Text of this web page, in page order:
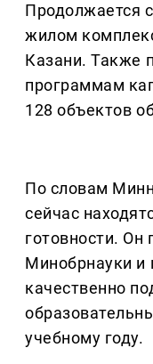
Продолжается
жилом
Казани. Также
программам
128 объектов
По словам
сейчас
готовности.
Минобрнауки и
качественно
учебному году.